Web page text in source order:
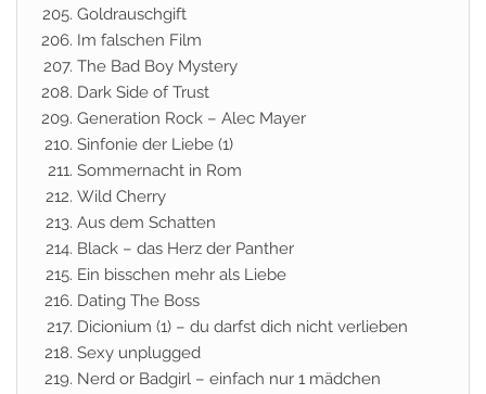
Goldrauschgift
Im falschen Film
The Bad Boy Mystery
Dark Side of Trust
Generation Rock – Alec Mayer
Sinfonie der Liebe (1)
Sommernacht in Rom
Wild Cherry
Aus dem Schatten
Black – das Herz der Panther
Ein bisschen mehr als Liebe
Dating The Boss
Dicionium (1) – du darfst dich nicht verlieben
Sexy unplugged
Nerd or Badgirl – einfach nur 1 mädchen